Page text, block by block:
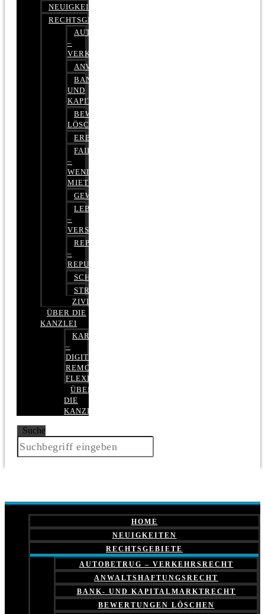
NEUIGKEITEN
RECHTSGEBIETE
AUTOBETRUG
–
VERKEHRSRECHT
ANWALTSHAFTUNGSRECHT
BANK-
UND
KAPITALMARKTRECHT
BEWERTUNGEN
LÖSCHEN
ERBRECHT
FAIRMIETEN
–
WENIGER
MIETE
GEWERBERECHT
LEBENSVERSICHERUNG
–
VERSICHERUNGSRECHT
REPUTATIONSRECHT
–
REPUTATIONSMANAGEMENT
SCHUFARECHT
STRAFRECHT
ZIVILRECHT
ÜBER DIE
KANZLEI
KARRIERE
–
DIGITAL,
REMOTE,
FLEXIBEL
ÜBER
DIE
KANZLEI
Suche
HOME
NEUIGKEITEN
RECHTSGEBIETE
AUTOBETRUG – VERKEHRSRECHT
ANWALTSHAFTUNGSRECHT
BANK- UND KAPITALMARKTRECHT
BEWERTUNGEN LÖSCHEN